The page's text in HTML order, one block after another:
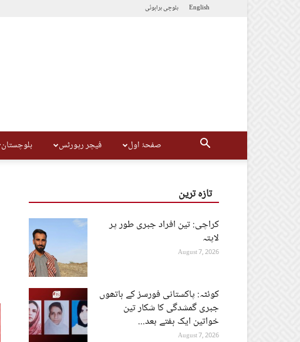
English بلوچیبراہوئی
صفحۂ اول فیچر رپورٹس بلوچستان
تازہ ترین
کراچی: تین افراد جبری طور پر
لاپتہ
August 7, 2026
کوئٹہ: پاکستانی فورسز کے ہاتھوں
جبری گمشدگی کا شکار تین
خواتین ایک ہفتے بعد...
August 7, 2026